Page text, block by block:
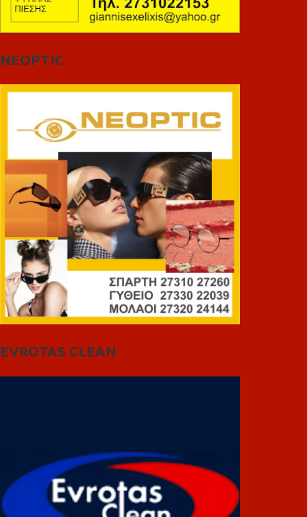
NEOPTIC
EVROTAS CLEAN